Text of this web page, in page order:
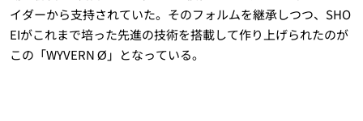
イダーから支持されていた。そのフォルムを継承しつつ、SHO
EIがこれまで培った先進の技術を搭載して作り上げられたのが
この「WYVERN Ø」となっている。